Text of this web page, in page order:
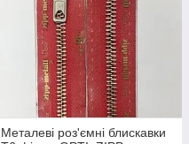
Металеві роз'ємні блискавки